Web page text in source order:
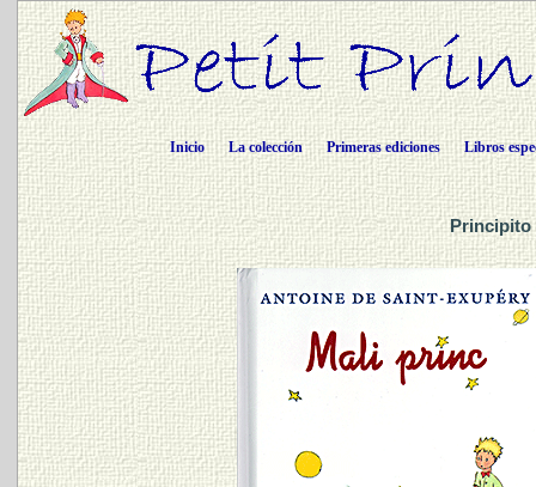
Inicio La colección Primeras ediciones Libros
Principito